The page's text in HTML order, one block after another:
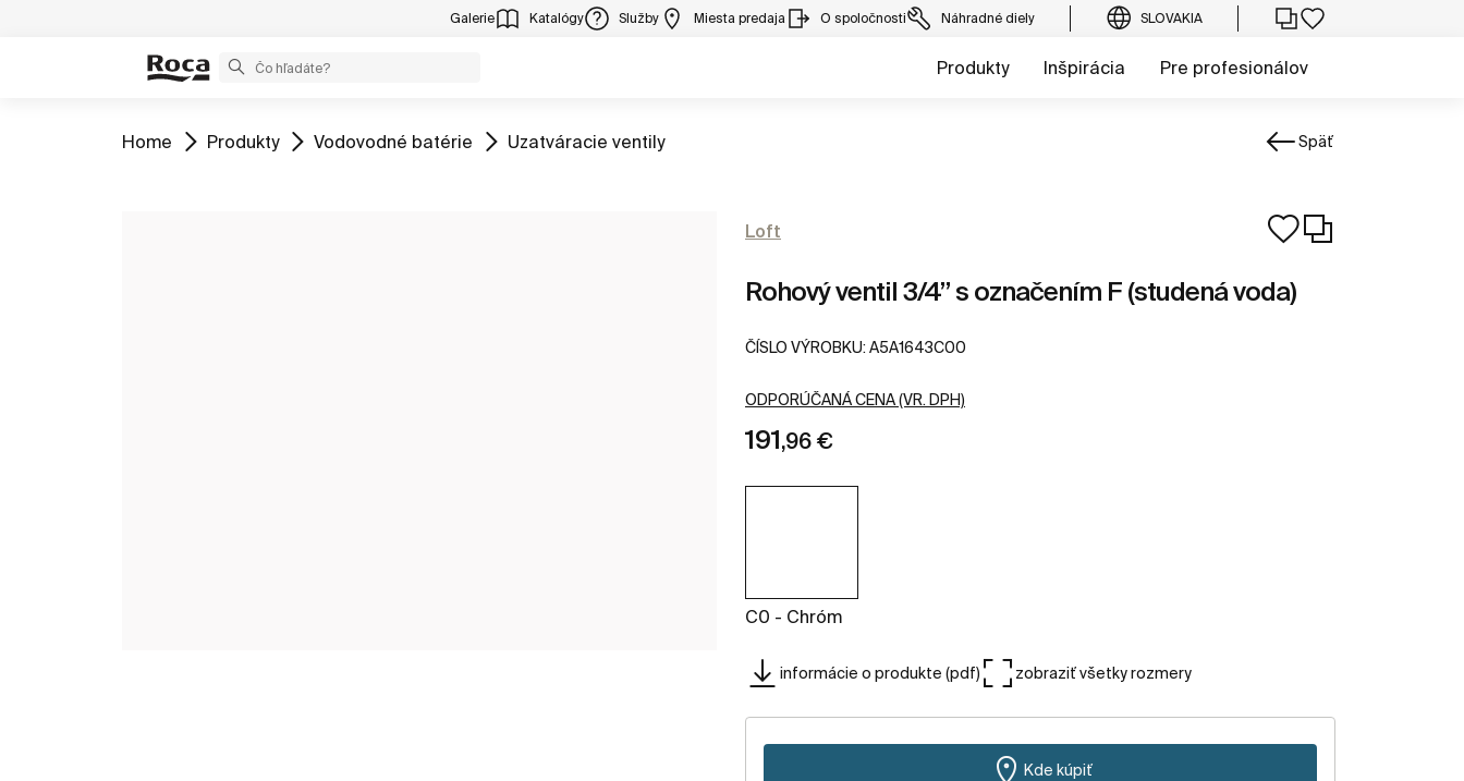
Galerie Katalógy Služby Miesta predaja O spoločnosti Náhradné diely SLOVAKIA
Produkty Inšpirácia Pre profesionálov
ZOBRAZIŤ
Home ZOBRAZIŤ
Produkty ZOBRAZIŤ
Vodovodné batérie ZOBRAZIŤ
Uzatváracie ventily Späť
Loft
Rohový ventil 3/4” s označením F (studená voda)
ČÍSLO VÝROBKU: A5A1643C00
ODPORÚČANÁ CENA (VR. DPH)
191,96 €
C0 - Chróm
informácie o produkte (pdf) zobraziť všetky rozmery
Kde kúpiť